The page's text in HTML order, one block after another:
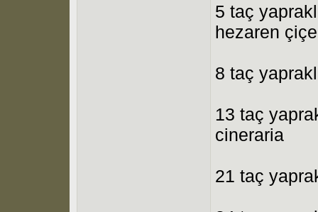
5 taç
hezaren
8 taç
13 taç
cineraria
21 taç